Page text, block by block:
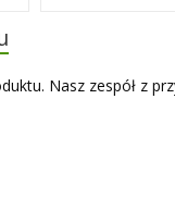
Nasz zespół z